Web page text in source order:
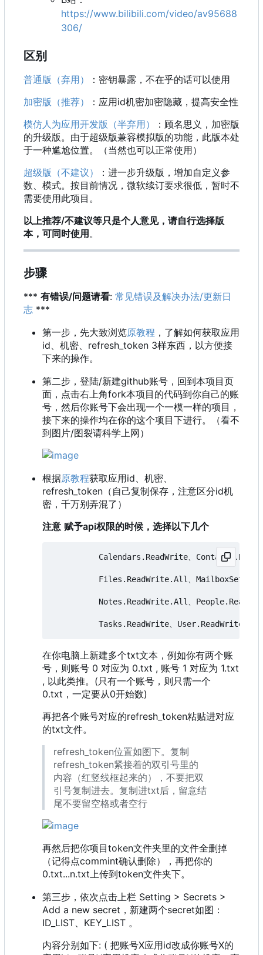
https://www.bilibili.com/video/av95688
306/
区别
普通版（弃用）
：密钥暴露，不在乎的话可以使用
加密版（推荐）
：应用id机密加密隐藏，提高安全性
模仿人为应用开发版（半弃用）
：顾名思义，加密版
的升级版。由于超级版兼容模拟版的功能，此版本处
于一种尴尬位置。（当然也可以正常使用）
超级版（不建议）
：进一步升级版，增加自定义参
数、模式。按目前情况，微软续订要求很低，暂时不
需要使用此项目。
以上推荐/不建议等只是个人意见，请自行选择版
本，可同时使用。
步骤
*** 有错误/问题请看: 常见错误及解决办法/更新日
志 ***
第一步，先大致浏览原教程 ，了解如何获取应用
id、机密、refresh_token 3样东西，以方便接
下来的操作。
第二步，登陆/新建github账号，回到本项目页
面，点击右上角fork本项目的代码到你自己的账
号，然后你账号下会出现一个一模一样的项目，
接下来的操作均在你的这个项目下进行。（看不
到图片/图裂请科学上网）
根据原教程获取应用id、机密、
refresh_token（自己复制保存，注意区分id机
密，千万别弄混了）
注意 赋予api权限的时候，选择以下几个
Calendars.ReadWrite、
Files.ReadWrite.All、
Notes.ReadWrite.All、
在你电脑上新建多个txt文本，例如你有两个账
号，则账号 0 对应为 0.txt , 账号 1 对应为 1.txt
, 以此类推。(只有一个账号，则只需一个
0.txt，一定要从0开始数)
再把各个账号对应的refresh_token粘贴进对应
的txt文件。
refresh_token位置如图下。复制
refresh_token紧接着的双引号里的
内容（红竖线框起来的），不要把双
引号复制进去。复制进txt后，留意结
尾不要留空格或者空行
再然后把你项目token文件夹里的文件全删掉
（记得点commint确认删除），再把你的
0.txt...n.txt上传到token文件夹下。
第三步，依次点击上栏 Setting > Secrets >
Add a new secret，新建两个secret如图：
ID_LIST、KEY_LIST 。
内容分别如下: ( 把账号X应用id改成你账号X的